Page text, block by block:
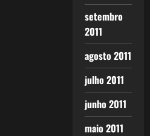
setembro
2011
agosto 2011
julho 2011
junho 2011
maio 2011